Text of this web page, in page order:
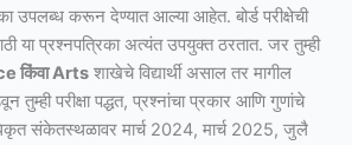
उपलब्ध करून देण्यात आल्या आहेत. बोर्ड परीक्षेची
या प्रश्नपत्रिका अत्यंत उपयुक्त ठरतात. जर तुम्ही
किंवा Arts शाखेचे विद्यार्थी असाल तर मागील
तुम्ही परीक्षा पद्धत, प्रश्नांचा प्रकार आणि गुणांचे
संकेतस्थळावर मार्च 2024, मार्च 2025, जुलै